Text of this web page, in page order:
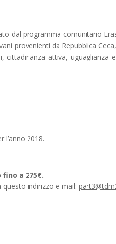
dal programma comunitario
provenienti da Repubblica
cittadinanza attiva,
l’anno 2018.
a 275€.
questo indirizzo e-mail: